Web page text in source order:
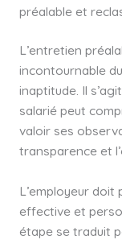
préalable et
L’entretien
incontournable
inaptitude. Il
salarié peut
valoir ses
transparence et
L’employeur
effective et
étape se traduit